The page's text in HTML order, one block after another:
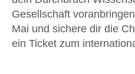
Gesellschaft
Mai und sichere dir die
ein Ticket zum